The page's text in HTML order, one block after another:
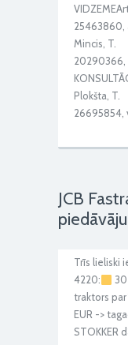
25463860,
Mincis, T.
20290366,
Plokšta, T.
26695854,
JCB
Trīs lieliski
4220:
30
traktors
EUR ->
STOKKER